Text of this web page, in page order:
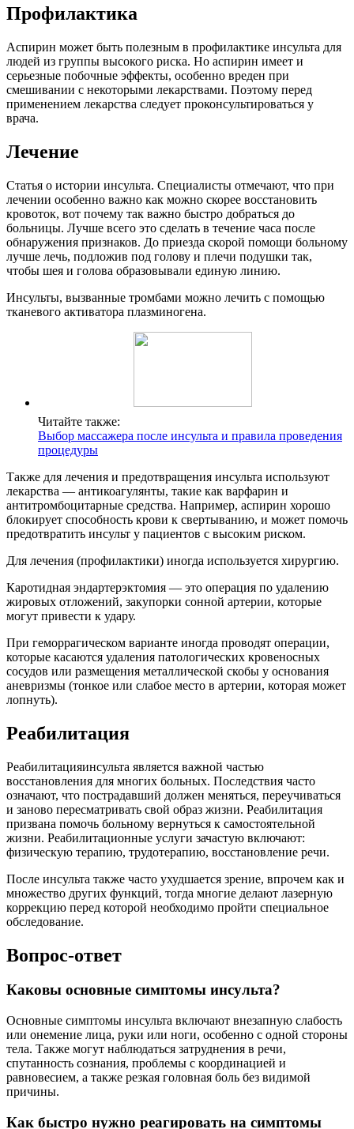
Профилактика
Аспирин может быть полезным в профилактике инсульта для
людей из группы высокого риска. Но аспирин имеет и
серьезные побочные эффекты, особенно вреден при
смешивании с некоторыми лекарствами. Поэтому перед
применением лекарства следует проконсультироваться у
врача.
Лечение
Статья о истории инсульта. Специалисты отмечают, что при
лечении особенно важно как можно скорее восстановить
кровоток, вот почему так важно быстро добраться до
больницы. Лучше всего это сделать в течение часа после
обнаружения признаков. До приезда скорой помощи больному
лучше лечь, подложив под голову и плечи подушки так,
чтобы шея и голова образовывали единую линию.
Инсульты, вызванные тромбами можно лечить с помощью
тканевого активатора плазминогена.
Читайте также:
Выбор массажера после инсульта и правила проведения
процедуры
Также для лечения и предотвращения инсульта используют
лекарства — антикоагулянты, такие как варфарин и
антитромбоцитарные средства. Например, аспирин хорошо
блокирует способность крови к свертыванию, и может помочь
предотвратить инсульт у пациентов с высоким риском.
Для лечения (профилактики) иногда используется хирургию.
Каротидная эндартерэктомия — это операция по удалению
жировых отложений, закупорки сонной артерии, которые
могут привести к удару.
При геморрагическом варианте иногда проводят операции,
которые касаются удаления патологических кровеносных
сосудов или размещения металлической скобы у основания
аневризмы (тонкое или слабое место в артерии, которая может
лопнуть).
Реабилитация
Реабилитацияинсульта является важной частью
восстановления для многих больных. Последствия часто
означают, что пострадавший должен меняться, переучиваться
и заново пересматривать свой образ жизни. Реабилитация
призвана помочь больному вернуться к самостоятельной
жизни. Реабилитационные услуги зачастую включают:
физическую терапию, трудотерапию, восстановление речи.
После инсульта также часто ухудшается зрение, впрочем как и
множество других функций, тогда многие делают лазерную
коррекцию перед которой необходимо пройти специальное
обследование.
Вопрос-ответ
Каковы основные симптомы инсульта?
Основные симптомы инсульта включают внезапную слабость
или онемение лица, руки или ноги, особенно с одной стороны
тела. Также могут наблюдаться затруднения в речи,
спутанность сознания, проблемы с координацией и
равновесием, а также резкая головная боль без видимой
причины.
Как быстро нужно реагировать на симптомы